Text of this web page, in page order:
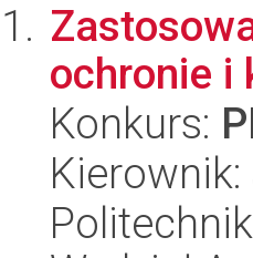
ochronie i
Konkurs: